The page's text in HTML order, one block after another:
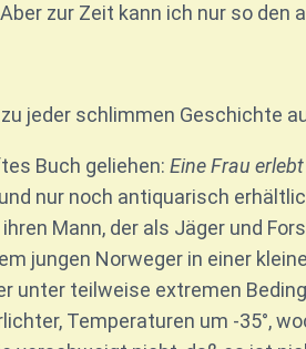
zur Zeit kann ich nur so
jeder schlimmen Geschichte
Buch geliehen: Eine Frau
nur noch antiquarisch
Mann, der als Jäger und
jungen Norweger in einer
unter teilweise extremen
Temperaturen um -35°,